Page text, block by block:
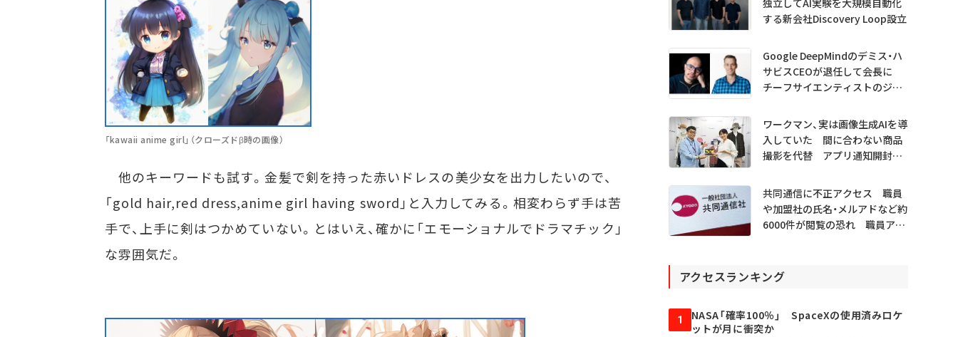
「kawaii anime girl」（クローズドβ時の画像）
他のキーワードも試す。金髪で剣を持った赤いドレスの美少女を出力したいので、
「gold hair,red dress,anime girl having sword」と入力してみる。相変わらず手は苦
手で、上手に剣はつかめていない。とはいえ、確かに「エモーショナルでドラマチック」
な雰囲気だ。
する新会社Discovery Loop設立
Google DeepMindのデミス・ハ
サビスCEOが退任して会長に
チーフサイエンティストのジェ
ワークマン、実は画像生成AIを導
入していた 間に合わない商品
撮影を代替 アプリ通知開封も
共同通信に不正アクセス 職員
や加盟社の氏名・メルアドなど約
6000件が閲覧の恐れ 職員アカ
アクセスランキング
1
NASA「確率100％」 SpaceXの使用済みロケ
ットが月に衝突か